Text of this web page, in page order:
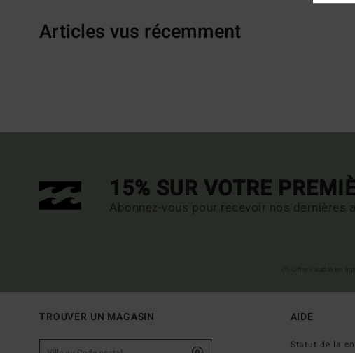
Articles vus récemment
15% SUR VOTRE
Abonnez-vous pour recevoir nos dernières
TROUVER UN MAGASIN AIDE
Statut de la